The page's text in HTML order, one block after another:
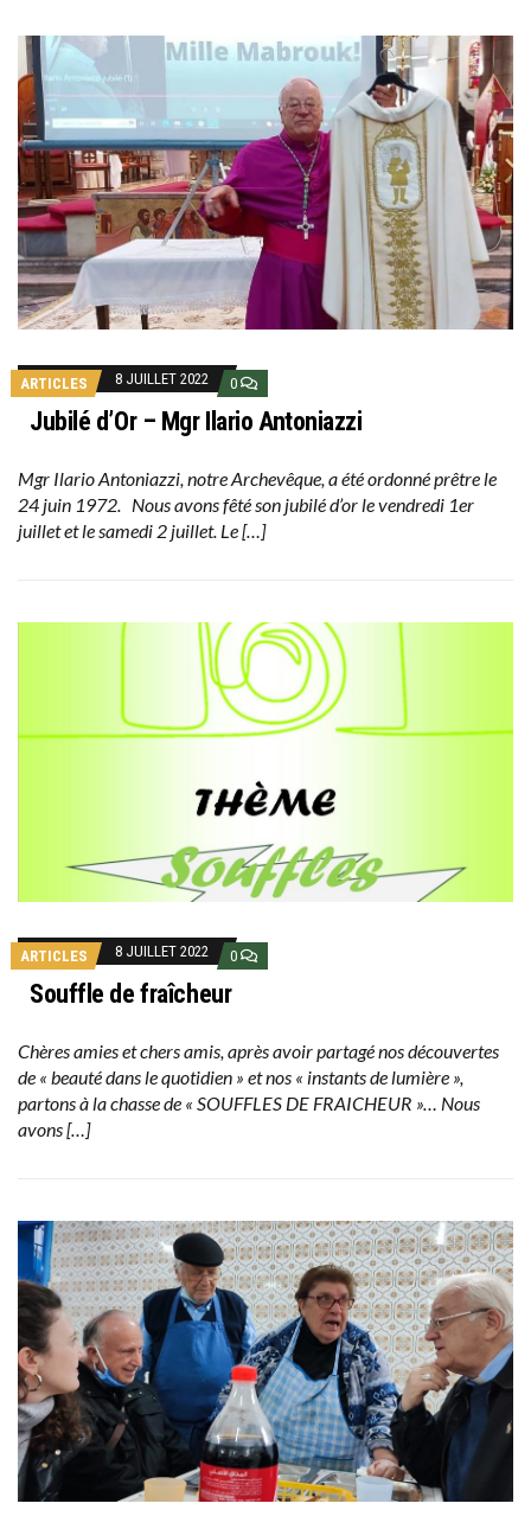
ARTICLES 8 JUILLET 2022 0
Jubilé d’Or – Mgr Ilario Antoniazzi
Mgr Ilario Antoniazzi, notre Archevêque, a été ordonné prêtre le
24 juin 1972. Nous avons fêté son jubilé d’or le vendredi 1er
juillet et le samedi 2 juillet. Le […]
ARTICLES 8 JUILLET 2022 0
Souffle de fraîcheur
Chères amies et chers amis, après avoir partagé nos découvertes
de « beauté dans le quotidien » et nos « instants de lumière »,
partons à la chasse de « SOUFFLES DE FRAICHEUR »… Nous
avons […]